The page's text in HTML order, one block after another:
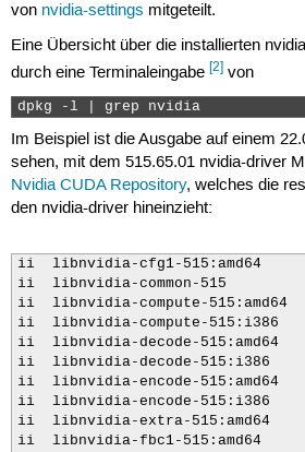
von nvidia-settings mitgeteilt.
Eine Übersicht über die installierten
durch eine Terminaleingabe [2]von
dpkg -l | grep nvidia
Im Beispiel ist die Ausgabe auf einem
sehen, mit dem 515.65.01 nvidia-driver
Nvidia CUDA Repository, welches die
den nvidia-driver hineinzieht:
ii  libnvidia-cfg1-515:amd64
ii  libnvidia-common-515
ii  libnvidia-compute-
ii  libnvidia-compute-
ii  libnvidia-decode-
ii  libnvidia-decode-
ii  libnvidia-encode-
ii  libnvidia-encode-
ii  libnvidia-extra-
ii  libnvidia-fbc1-515:amd64